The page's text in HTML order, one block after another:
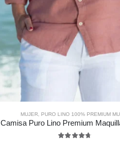
MUJER, PURO LINO 100% PREMIUM
Camisa Puro Lino Premium